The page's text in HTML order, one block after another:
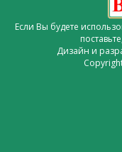
Если Вы будете
Дизайн и